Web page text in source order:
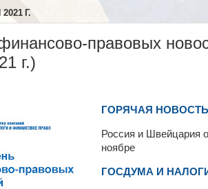
Г.
правовых
г.)
ГОРЯЧАЯ
Россия и Швейцария
ноябре
ГОСДУМА И